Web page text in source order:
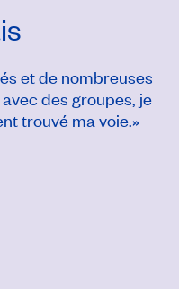
et de nombreuses
des groupes, je
trouvé ma voie.»